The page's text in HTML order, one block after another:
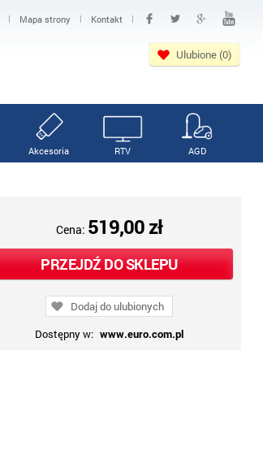
| Mapa strony | Kontakt |
Ulubione (0)
Akcesoria RTV AGD
Cena: 519,00 zł
PRZEJDŹ DO SKLEPU
Dodaj do ulubionych
Dostępny w: www.euro.com.pl